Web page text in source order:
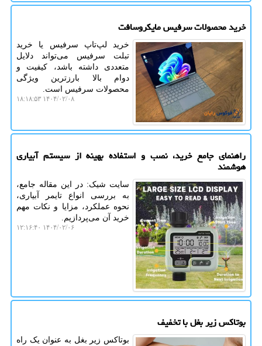
خرید محصولات سرفیس مایکروسافت
خرید لپ‌تاپ سرفیس یا خرید
تبلت سرفیس می‌تواند دلایل
متعددی داشته باشد، کیفیت و
دوام بالا بارزترین ویژگی
محصولات سرفیس است.
۱۴۰۴/۰۲/۰۸ ۱۸:۱۸:۵۳
راهنمای جامع خرید، نصب و استفاده بهینه از سیستم آبیاری
هوشمند
سایت شیک: در این مقاله جامع،
به بررسی انواع تایمر آبیاری،
نحوه عملکرد، مزایا و نکات مهم
خرید آن می‌پردازیم.
۱۴۰۴/۰۲/۰۶ ۱۲:۱۶:۴۰
بوتاکس زیر بغل با تخفیف
بوتاکس زیر بغل به عنوان یک راه